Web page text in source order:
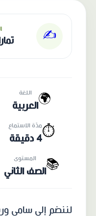
✍️
🌍 اللغة
العربية
⏱️مدّة الاستماع
4 دقيقة
📚 المستوى
الصف الثاني
لننضم إلى سامي